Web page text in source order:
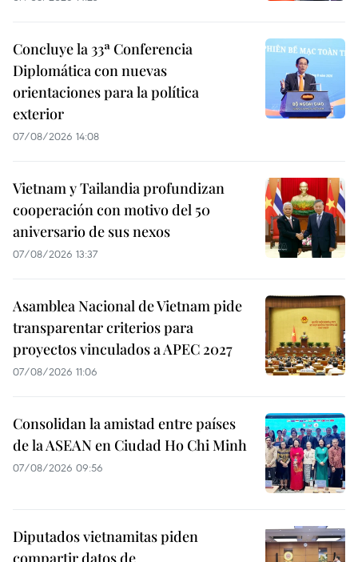
Concluye la 33ª Conferencia
Diplomática con nuevas
orientaciones para la política
exterior
07/08/2026 14:08
Vietnam y Tailandia profundizan
cooperación con motivo del 50
aniversario de sus nexos
07/08/2026 13:37
Asamblea Nacional de Vietnam pide
transparentar criterios para
proyectos vinculados a APEC 2027
07/08/2026 11:06
Consolidan la amistad entre países
de la ASEAN en Ciudad Ho Chi Minh
07/08/2026 09:56
Diputados vietnamitas piden
compartir datos de